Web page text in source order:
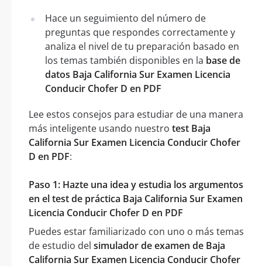
Hace un seguimiento del número de
preguntas que respondes correctamente y
analiza el nivel de tu preparación basado en
los temas también disponibles en la base de
datos Baja California Sur Examen Licencia
Conducir Chofer D en PDF
Lee estos consejos para estudiar de una manera
más inteligente usando nuestro test Baja
California Sur Examen Licencia Conducir Chofer
D en PDF:
Paso 1: Hazte una idea y estudia los argumentos
en el test de práctica Baja California Sur Examen
Licencia Conducir Chofer D en PDF
Puedes estar familiarizado con uno o más temas
de estudio del simulador de examen de Baja
California Sur Examen Licencia Conducir Chofer